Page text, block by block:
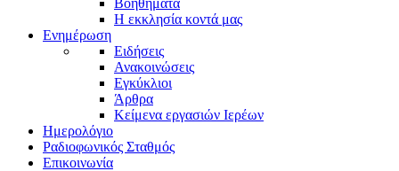
Η εκκλησία κοντά μας
Ενημέρωση
Ειδήσεις
Ανακοινώσεις
Εγκύκλιοι
Άρθρα
Κείμενα εργασιών Ιερέων
Ημερολόγιο
Ραδιοφωνικός Σταθμός
Επικοινωνία